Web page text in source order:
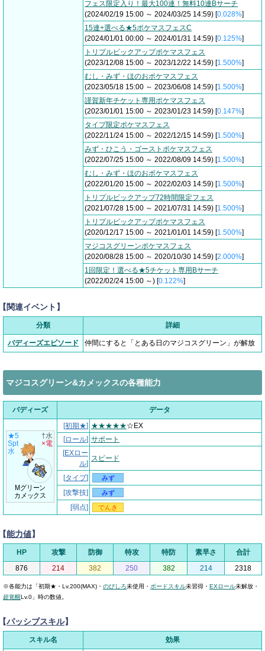
フェス限定入り！最大100連！無料10連Bサーチ
(2024/02/19 15:00 ～ 2024/03/25 14:59) [0.028%]
15連+選べる★5ポケマスフェスC
(2024/01/01 00:00 ～ 2024/01/31 14:59) [0.125%]
トリプルピックアップポケマスフェス
(2023/12/08 15:00 ～ 2023/12/22 14:59) [1.500%]
むし・みず・ほのおポケマスフェス
(2023/05/18 15:00 ～ 2023/06/08 14:59) [1.500%]
謹賀新年チケット専用ポケマスフェス
(2023/01/01 15:00 ～ 2023/01/23 14:59) [0.147%]
タイプ限定ポケマスフェス
(2022/11/24 15:00 ～ 2022/12/15 14:59) [1.500%]
みず・ひこう・ゴーストポケマスフェス
(2022/07/25 15:00 ～ 2022/08/09 14:59) [1.500%]
むし・みず・ほのおポケマスフェス
(2022/01/20 15:00 ～ 2022/02/03 14:59) [1.500%]
トリプルピックアップ72時間限定フェス
(2021/07/28 15:00 ～ 2021/07/31 14:59) [1.500%]
トリプルピックアップポケマスフェス
(2020/12/17 15:00 ～ 2021/01/01 14:59) [1.500%]
マジコスグリーンポケマスフェス
(2020/08/28 15:00 ～ 2020/10/30 14:59) [2.000%]
1回限定！選べる★5チケット専用Bサーチ
(2022/02/24 15:00 ～) [0.122%]
関連イベント】
分類 詳細
バディーズエピソード 仲間にすると「とある日のマジコスグリーン」が解放
マジコスグリーン&カメックスの各種能力
バディーズ データ
★5
Spt
水
Mグリーン
カメックス
†水
×電
[初期★] ★★★★★☆EX
[ロール] サポート
[EXロー
ル]
スピード
[タイプ] みず
[攻撃技] みず
[弱点] でんき
能力値】
HP 攻撃 防御 特攻 特防 素早さ
合計
876
214 382 250 382 214 2318
※各能力は「初期★・Lv.200(MAX)・ のびしろ未使用・ ボードスキル未習得・ EXロール未解放・
超覚醒Lv.0」時の数値。
パッシブスキル】
スキル名 効果